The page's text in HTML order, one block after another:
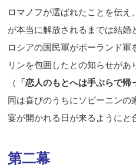
ロマノフが選ばれたことを伝
が本当に解放されるまでは結婚
ロシアの国民軍がポーランド軍
リンを包囲したとの知らせがあ
（
「恋人のもとへは手ぶらで帰
同は喜びのうちにソビーニン
宴が開かれる日が来るようにと
第二幕